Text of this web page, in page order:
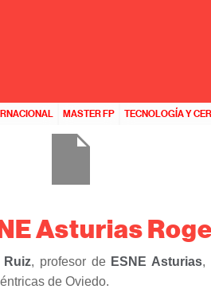
MASTER FP TECNOLOGÍA Y
Asturias
Ruiz, profesor de ESNE Asturias,
de Oviedo.